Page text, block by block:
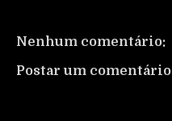
Nenhum comentário:
Postar um comentário